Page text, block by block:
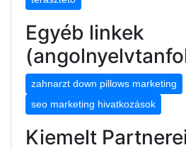
Egyéb linkek
zahnarzt down pillows marketing
seo marketing hivatkozások
Kiemelt